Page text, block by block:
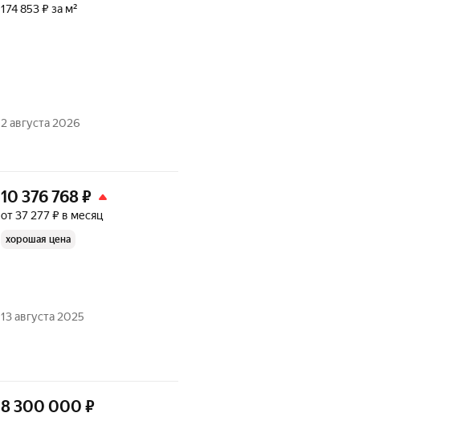
174 853 ₽ за м²
2 августа 2026
10 376 768₽
от 37 277 ₽ в месяц
хорошая цена
13 августа 2025
8 300 000 ₽